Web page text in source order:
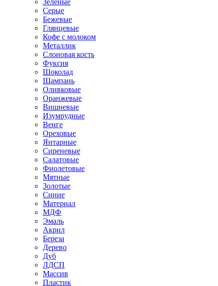
Зеленые
Серые
Бежевые
Глянцевые
Кофе с молоком
Металлик
Слоновая кость
Фуксия
Шоколад
Шампань
Оливковые
Оранжевые
Вишневые
Изумрудные
Венге
Ореховые
Янтарные
Сиреневые
Салатовые
Фиолетовые
Мятные
Золотые
Синие
Материал
МДФ
Эмаль
Акрил
Береза
Дерево
Дуб
ЛДСП
Массив
Пластик